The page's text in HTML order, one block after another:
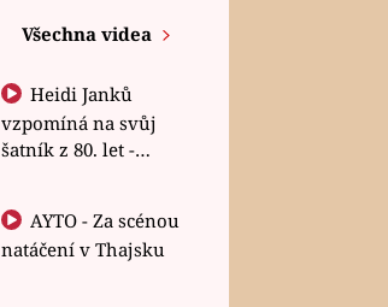
Všechna videa
Heidi Janků
vzpomíná na svůj
šatník z 80. let -
natáčení v Thajsku